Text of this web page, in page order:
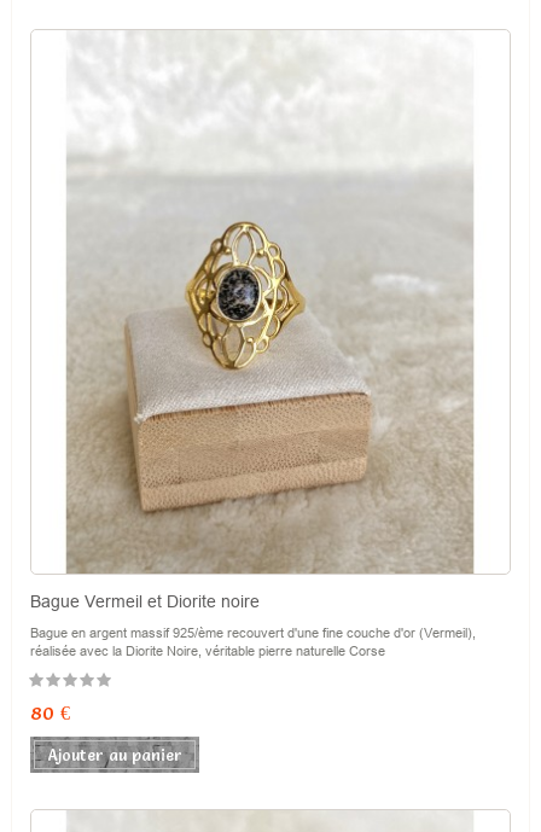
Bague Vermeil et Diorite noire
Bague en argent massif 925/ème recouvert d'une fine couche d'or (Vermeil),
réalisée avec la Diorite Noire, véritable pierre naturelle Corse
Prix
80 €
Ajouter au panier